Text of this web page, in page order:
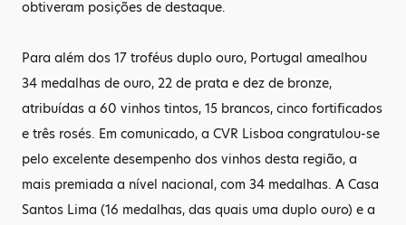
obtiveram posições de destaque.
Para além dos 17 troféus duplo ouro, Portugal amealhou
34 medalhas de ouro, 22 de prata e dez de bronze,
atribuídas a 60 vinhos tintos, 15 brancos, cinco fortificados
e três rosés. Em comunicado, a CVR Lisboa congratulou-se
pelo excelente desempenho dos vinhos desta região, a
mais premiada a nível nacional, com 34 medalhas. A Casa
Santos Lima (16 medalhas, das quais uma duplo ouro) e a